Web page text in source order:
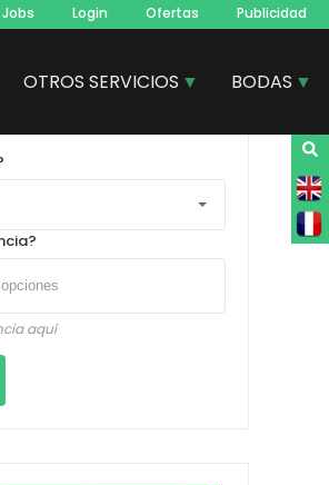
Jobs Login Ofertas Publicidad
OTROS SERVICIOS BODAS
aquí